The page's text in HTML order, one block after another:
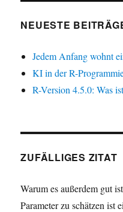
NEUESTE
Jedem Anfang wohnt
KI in der R-
R-Version 4.5.0: Was
ZUFÄLLIGES ZITAT
Warum es außerdem gut
Parameter zu schätzen ist